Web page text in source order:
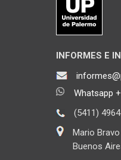
INFORMES E
Whatsapp
(5411)
Mario Bravo
Buenos